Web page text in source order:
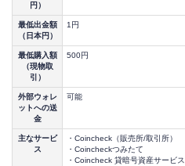
円）
最低出金額
（日本円）
1円
最低購入額
（現物取
引）
500円
外部ウォレ
ットへの送
金
可能
主なサービ
ス
・Coincheck（販売所/取引所）
・Coincheckつみたて
・Coincheck 貸暗号資産サービス